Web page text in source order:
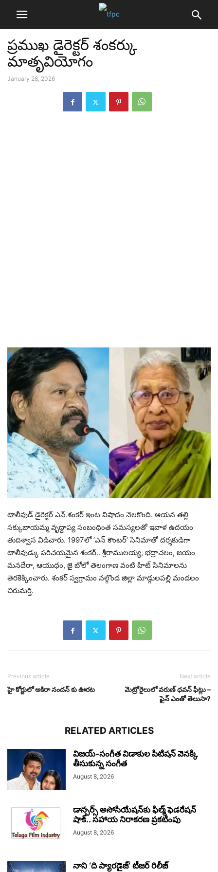
ప్రముఖ డైరెక్టర్ శంకర్కు
మాతృవియోగం
January 28, 2026
టాలీవుడ్ డైరెక్టర్ ఎన్.శంకర్ ఇంట విషాదం నెలకొంది. ఆయన తల్లి
సక్కుబాయమ్మ వృద్ధాప్య సంబంధింత సమస్యలతో ఇవాళ ఉదయం
తుదిశ్వాస విడిచారు. 1997లో ‘ఎన్ కౌంటర్’ సినిమాతో దర్శకుడిగా
టాలీవుడ్కు పరిచయమైన శంకర్.. శ్రీరాములయ్య, భద్రాచలం, జయం
మనదేరా, ఆయుధం, జై బోలో తెలంగాణ వంటి హిట్ సినిమాలను
తెరకెక్కించారు. శంకర్ స్వగ్రామం నల్గొండ జిల్లా మాడ్గులపల్లి మండలం
చిరుమర్తి.
Previous article
హై కోర్టులో అకిరా నందన్ కు ఊరట
Next article
మెట్రోరైలులో వరుణ్ ధవన్ ఫీట్లు –
ఫైన్ ఎంతో తెలుసా?
RELATED ARTICLES
విజయ్-సంగీత విడాకుల పిటిషన్ వెనక్కి
తీసుకున్న సంగీత
August 8, 2026
డాన్సర్స్ అసోసియేషన్‌కు ఫిల్మ్ ఫెడరేషన్
షాక్.. సహాయ నిరాకరణ ప్రకటింపు
August 8, 2026
నాని ‘ది ప్యారడైజ్’ టీజర్‌ రిలీజ్